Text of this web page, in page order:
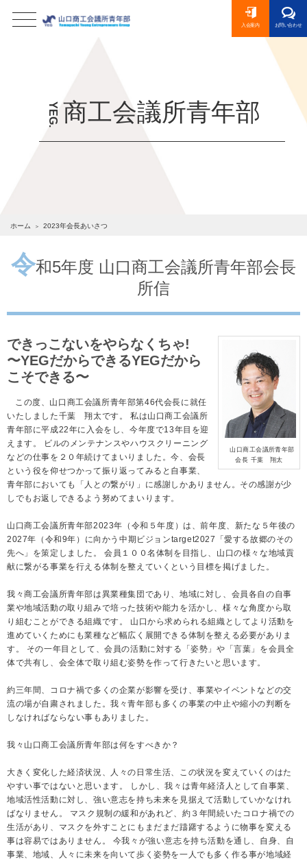
入会案内 お問い合わせ
toggle navigation
YEG. 商工会議所青年部
ホーム 2023年会長あいさつ
令和5年度 山口商工会議所青年部会長
所信
山口商工会議所青年部
会長 千葉 翔太
できっこないをやらなくちゃ!
〜YEGだからできるYEGだから
こそできる〜
この度、山口商工会議所青年部第46代会長に就任
いたしました千葉 翔太です。 私は山口商工会議所
青年部に平成22年に入会をし、今年度で13年目を迎
えます。 ビルのメンテナンスやハウスクリーニング
などの仕事を２０年続けてまいりました。今、会長
という役を仰せつかって振り返ってみると自事業、
青年部においても「人との繋がり」に感謝しかありません。その感謝が少
しでもお返しできるよう努めてまいります。
山口商工会議所青年部2023年（令和５年度）は、前年度、新たな５年後の
2027年（令和9年）に向かう中期ビジョンtarget2027「愛する故郷のその
先へ」を策定しました。 会員１００名体制を目指し、山口の様々な地域貢
献に繋がる事業を行える体制を整えていくという目標を掲げました。
我々商工会議所青年部は異業種集団であり、地域に対し、会員各自の自事
業や地域活動の取り組みで培った技術や能力を活かし、様々な角度から取
り組むことができる組織です。 山口から求められる組織としてより活動を
進めていくためにも業種など幅広く展開できる体制を整える必要がありま
す。 その一年目として、会員の活動に対する「姿勢」や「言葉」を会員全
体で共有し、会全体で取り組む姿勢を作って行きたいと思います。
約三年間、コロナ禍で多くの企業が影響を受け、事業やイベントなどの交
流の場が自粛されました。我々青年部も多くの事業の中止や縮小の判断を
しなければならない事もありました。
我々山口商工会議所青年部は何をすべきか？
大きく変化した経済状況、人々の日常生活、この状況を変えていくのはた
やすい事ではないと思います。 しかし、我々は青年経済人として自事業、
地域活性活動に対し、強い意志を持ち未来を見据えて活動していかなけれ
ばなりません。 マスク規制の緩和があれど、約３年間続いたコロナ禍での
生活があり、マスクを外すことにもまだまだ躊躇するように物事を変える
事は容易ではありません。 今我々が強い意志を持ち活動を通し、自身、自
事業、地域、人々に未来を向いて歩く姿勢を一人でも多く作る事が地域経